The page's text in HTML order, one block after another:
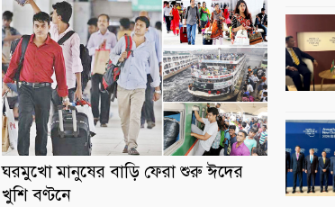
ঘরমুখো মানুষের বাড়ি ফেরা শুরু ঈদের
খুশি বণ্টনে